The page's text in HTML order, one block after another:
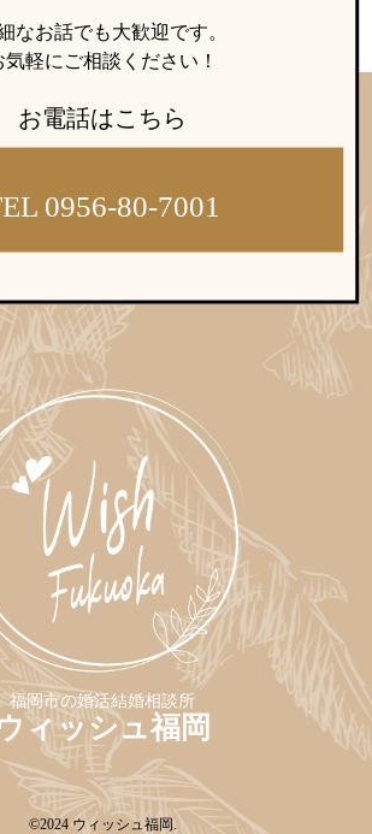
記につい
なお話でも大歓迎です。
気軽にご相談ください！
お電話はこちら
0956-80-7001
福岡市の婚活結婚相談所
ィッシュ福岡
©2024ウィッシュ福岡.